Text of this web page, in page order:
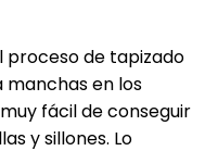
proceso de tapizado
en los
fácil de conseguir
y sillones. Lo